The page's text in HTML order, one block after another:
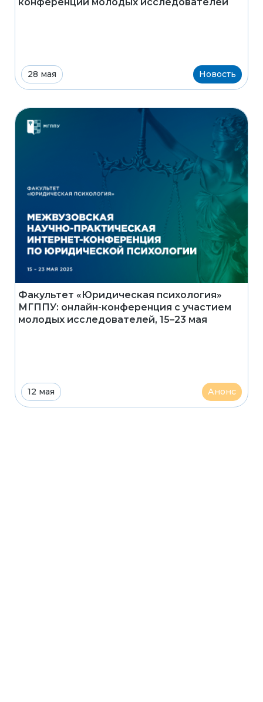
28 мая Новость
Факультет «Юридическая психология»
МГППУ: онлайн-конференция с участием
молодых исследователей, 15–23 мая
12 мая Анонс